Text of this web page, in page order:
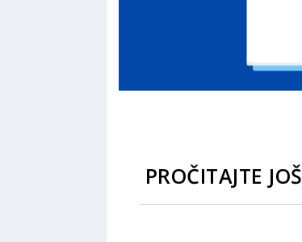
PROČITAJTE JOŠ